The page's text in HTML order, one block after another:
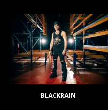
BLACKRAIN